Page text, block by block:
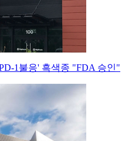
1불응' 흑색종 "FDA 승인"